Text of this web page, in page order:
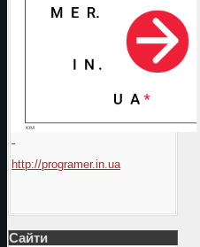
http://programer.in.ua
Сайти